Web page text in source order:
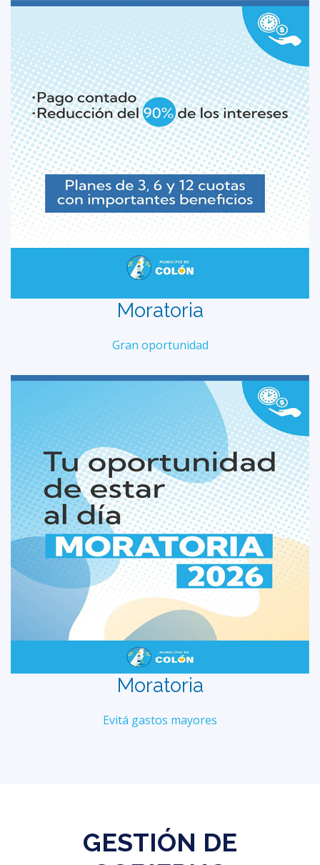
Moratoria
Gran oportunidad
Moratoria
Evitá gastos mayores
GESTIÓN DE